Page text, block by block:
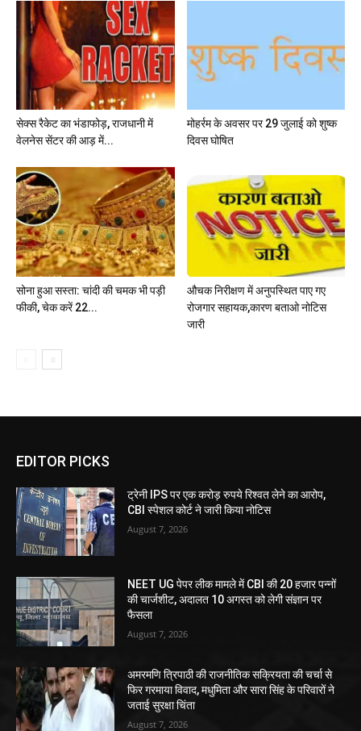
सेक्स रैकेट का भंडाफोड़, राजधानी में
वेलनेस सेंटर की आड़ में...
मोहर्रम के अवसर पर 29 जुलाई को शुष्क
दिवस घोषित
सोना हुआ सस्ता: चांदी की चमक भी पड़ी
फीकी, चेक करें 22...
औचक निरीक्षण में अनुपस्थित पाए गए
रोजगार सहायक,कारण बताओ नोटिस
जारी
EDITOR PICKS
ट्रेनी IPS पर एक करोड़ रुपये रिश्वत लेने का आरोप,
CBI स्पेशल कोर्ट ने जारी किया नोटिस
August 7, 2026
NEET UG पेपर लीक मामले में CBI की 20 हजार पन्नों
की चार्जशीट, अदालत 10 अगस्त को लेगी संज्ञान पर
फैसला
August 7, 2026
अमरमणि त्रिपाठी की राजनीतिक सक्रियता की चर्चा से
फिर गरमाया विवाद, मधुमिता और सारा सिंह के परिवारों ने
जताई सुरक्षा चिंता
August 7, 2026